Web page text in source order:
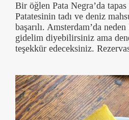
Bir öğlen Pata Negra’da
Patatesinin tadı ve deniz
başarılı. Amsterdam’da
gidelim diyebilirsiniz ama
teşekkür edeceksiniz.